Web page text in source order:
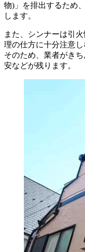
物)」を排出するため
します。
また、シンナーは引
理の仕方に十分注意し
そのため、業者がき
安などが残ります。